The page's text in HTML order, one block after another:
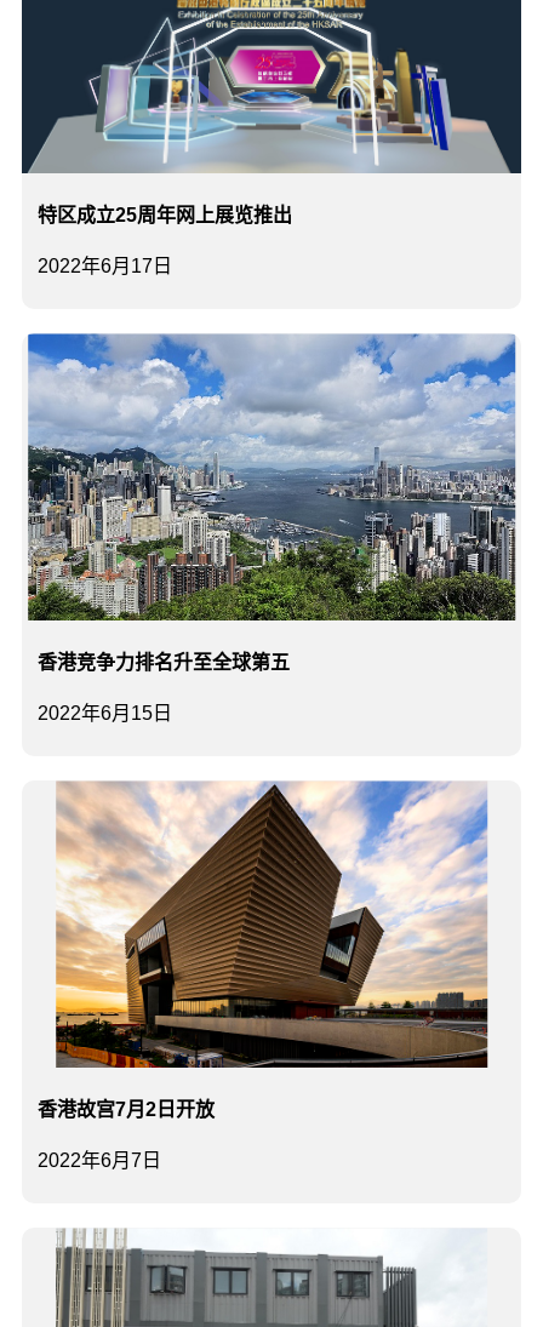
2022年6月17日
特区成立25周年网上展览推出
2022年6月15日
香港竞争力排名升至全球第五
2022年6月7日
香港故宫7月2日开放